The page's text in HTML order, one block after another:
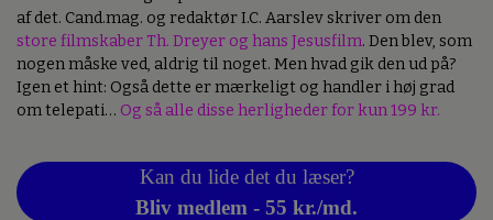
af det. Cand.mag. og redaktør I.C. Aarslev skriver om den
store filmskaber Th. Dreyer og hans Jesusfilm. Den blev, som
nogen måske ved, aldrig til noget. Men hvad gik den ud på?
Igen et hint: Også dette er mærkeligt og handler i høj grad
om telepati… Og så alle disse herligheder for kun 199 kr.
Kan du lide det du læser?
Bliv medlem - 55 kr./md.